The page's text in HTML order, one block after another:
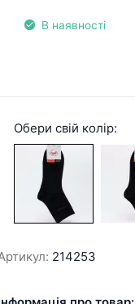
В наявності
Обери свій колір:
214253